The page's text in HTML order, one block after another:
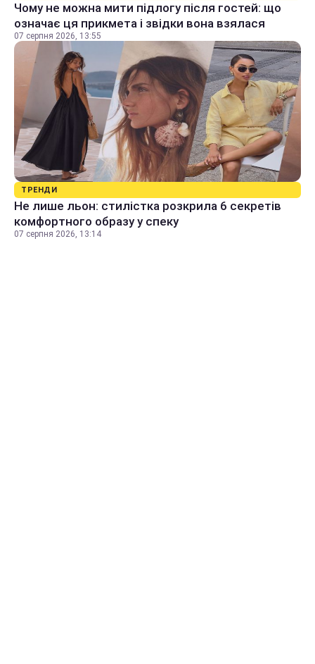
Чому не можна мити підлогу після гостей: що
означає ця прикмета і звідки вона взялася
07 серпня 2026, 13:55
ТРЕНДИ
Не лише льон: стилістка розкрила 6 секретів
комфортного образу у спеку
07 серпня 2026, 13:14